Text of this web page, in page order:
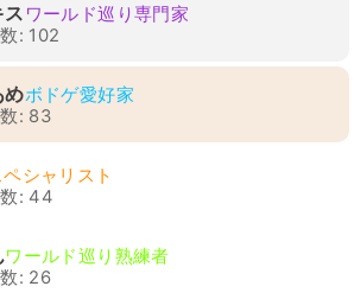
ワールド巡り専門家
: 102
めボドゲ愛好家
: 83
ペシャリスト
: 44
ワールド巡り熟練者
: 26